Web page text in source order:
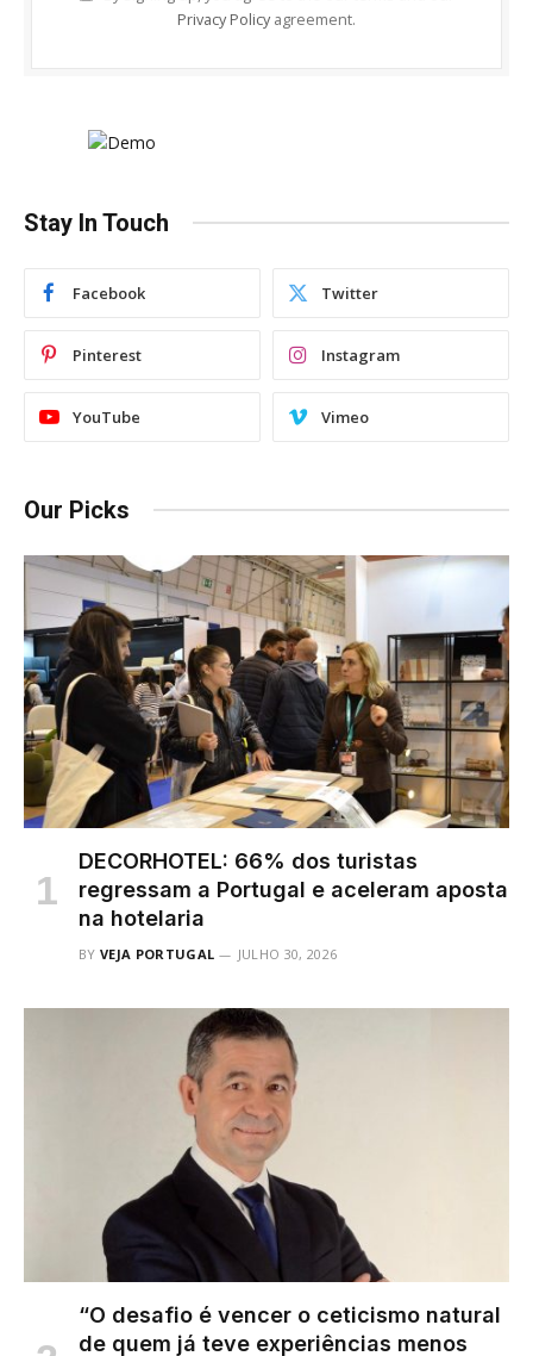
Privacy Policy agreement.
Stay In Touch
Facebook Twitter
Pinterest Instagram
YouTube Vimeo
Our Picks
DECORHOTEL: 66% dos turistas
regressam a Portugal e aceleram aposta
na hotelaria
BY VEJA PORTUGAL JULHO 30, 2026
“O desafio é vencer o ceticismo natural
de quem já teve experiências menos